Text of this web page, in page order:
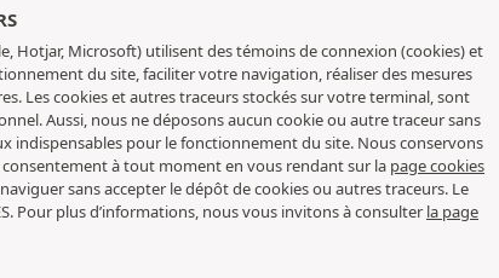
Hotjar, Microsoft) utilisent des témoins de connexion (cookies) et
du site, faciliter votre navigation, réaliser des mesures
Les cookies et autres traceurs stockés sur votre terminal, sont
Aussi, nous ne déposons aucun cookie ou autre traceur sans
indispensables pour le fonctionnement du site. Nous conservons
à tout moment en vous rendant sur la page cookies
sans accepter le dépôt de cookies ou autres traceurs. Le
Pour plus d’informations, nous vous invitons à consulter la page